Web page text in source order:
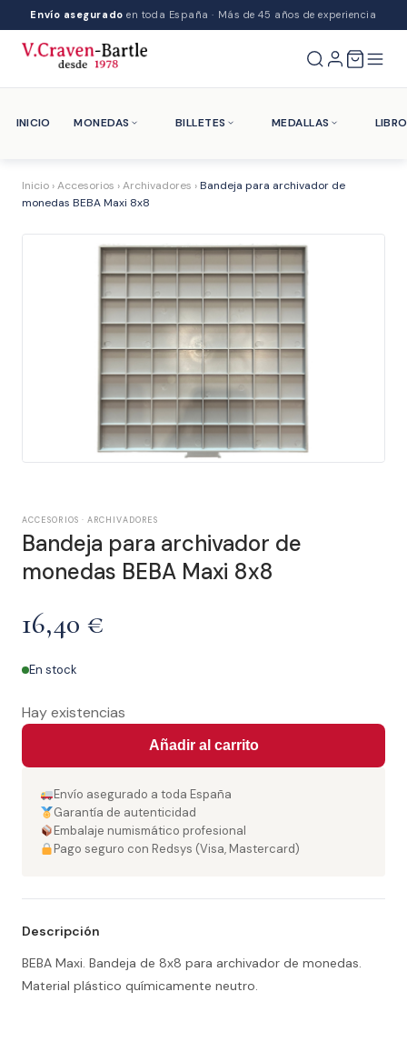
Envío asegurado en toda España · Más de 45 años de experiencia
INICIO MONEDAS BILLETES MEDALLAS
Inicio ›Accesorios ›Archivadores ›Bandeja para archivador de
monedas BEBA Maxi 8x8
ACCESORIOS · ARCHIVADORES
Bandeja para archivador de
monedas BEBA Maxi 8x8
16,40 €
En stock
Hay existencias
Añadir al carrito
Envío asegurado a toda España
Garantía de autenticidad
Embalaje numismático profesional
Pago seguro con Redsys (Visa, Mastercard)
Descripción
BEBA Maxi. Bandeja de 8x8 para archivador de monedas.
Material plástico químicamente neutro.